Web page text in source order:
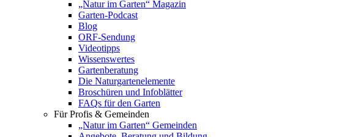
„Natur im Garten“ Magazin
Garten-Podcast
Blog
ORF-Sendung
Videotipps
Wissenswertes
Gartenberatung
Die Naturgartenelemente
Broschüren und Infoblätter
FAQs für den Garten
Für Profis & Gemeinden
„Natur im Garten“ Gemeinden